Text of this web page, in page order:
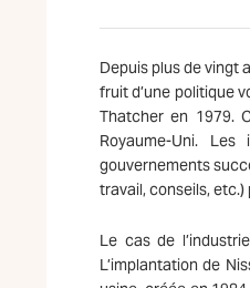
Depuis plus de vingt
fruit d’une politique
Thatcher en 1979.
Royaume-Uni.
gouvernements
travail, conseils, etc.)
Le cas de
L’implantation de